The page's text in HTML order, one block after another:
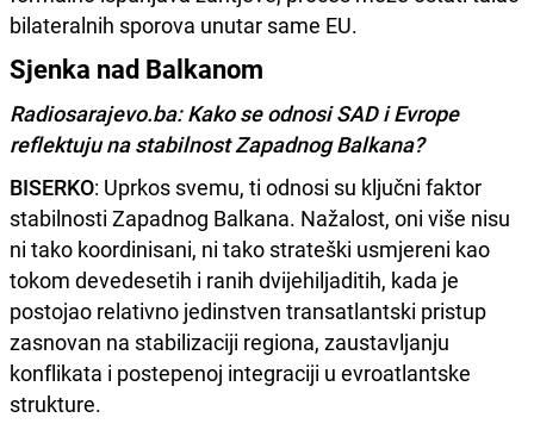
bilateralnih sporova unutar same EU.
Sjenka nad Balkanom
Radiosarajevo.ba: Kako se odnosi SAD i Evrope
reflektuju na stabilnost Zapadnog Balkana?
BISERKO: Uprkos svemu, ti odnosi su ključni faktor
stabilnosti Zapadnog Balkana. Nažalost, oni više nisu
ni tako koordinisani, ni tako strateški usmjereni kao
tokom devedesetih i ranih dvijehiljaditih, kada je
postojao relativno jedinstven transatlantski pristup
zasnovan na stabilizaciji regiona, zaustavljanju
konflikata i postepenoj integraciji u evroatlantske
strukture.